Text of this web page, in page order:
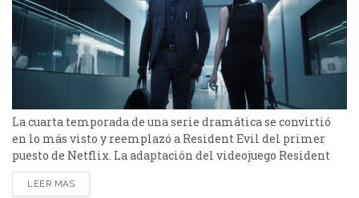
La cuarta temporada de una serie dramática se convirtió
en lo más visto y reemplazó a Resident Evil del primer
puesto de Netflix. La adaptación del videojuego Resident
Evil llegó a Netflix en forma de serie. La misma se estrenó
hace unas semanas y se convirtió en una de las
LEER MÁS